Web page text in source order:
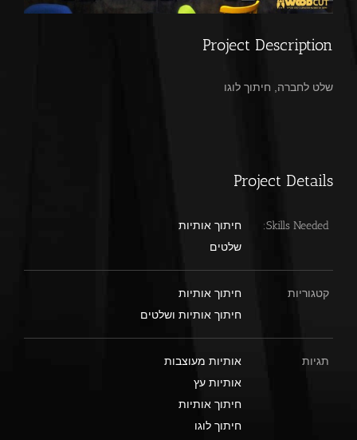
Project Description
שלט לחברה, חיתוך לוגו
Project Details
Skills Needed:
חיתוך אותיות
שלטים
קטגוריות
חיתוך אותיות
חיתוך אותיות ושלטים
תגיות
אותיות מעוצבות
אותיות עץ
חיתוך אותיות
חיתוך לוגו